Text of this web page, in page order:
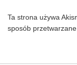
Ta strona używa
sposób